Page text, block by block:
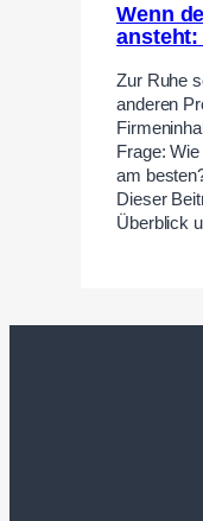
Wenn
ansteht:
Zur Ruhe
anderen
Frage:
am
Dieser
Überblick